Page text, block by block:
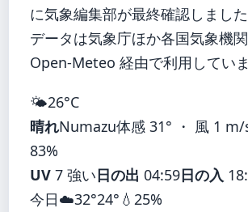
に気象編集部が最終確認しました
データは気象庁ほか各国気象機
Open-Meteo 経由で利用していま
🌤️26°C
晴れNumazu体感 31° ・ 風 1
83%
UV 7 強い日の出 04:59日の入
今日☁️32°24° 💧25%